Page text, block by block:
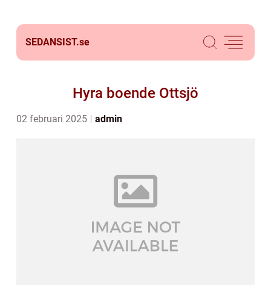
SEDANSIST.se
Hyra boende Ottsjö
02 februari 2025 admin